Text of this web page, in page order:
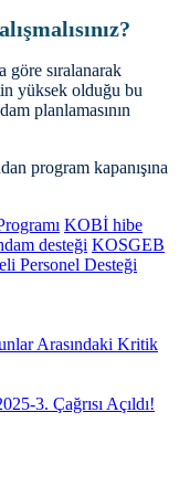
göre sıralanarak
yüksek olduğu bu
planlamasının
program kapanışına
KOBİ hibe
desteği KOSGEB
Personel Desteği
Arasındaki Kritik
3. Çağrısı Açıldı!